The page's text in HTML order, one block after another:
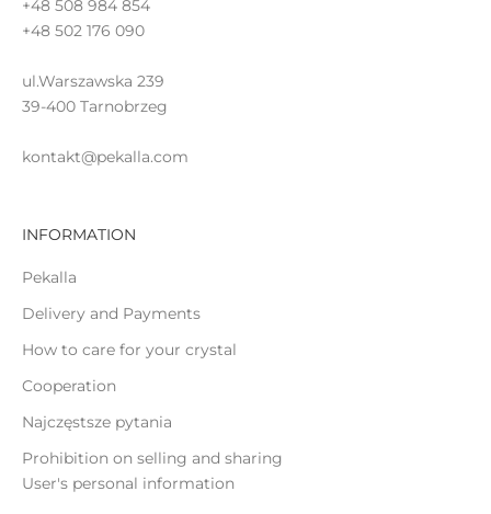
+48 508 984 854
+48 502 176 090
ul.Warszawska 239
39-400 Tarnobrzeg
kontakt@pekalla.com
INFORMATION
Pekalla
Delivery and Payments
How to care for your crystal
Cooperation
Najczęstsze pytania
Prohibition on selling and sharing
User's personal information